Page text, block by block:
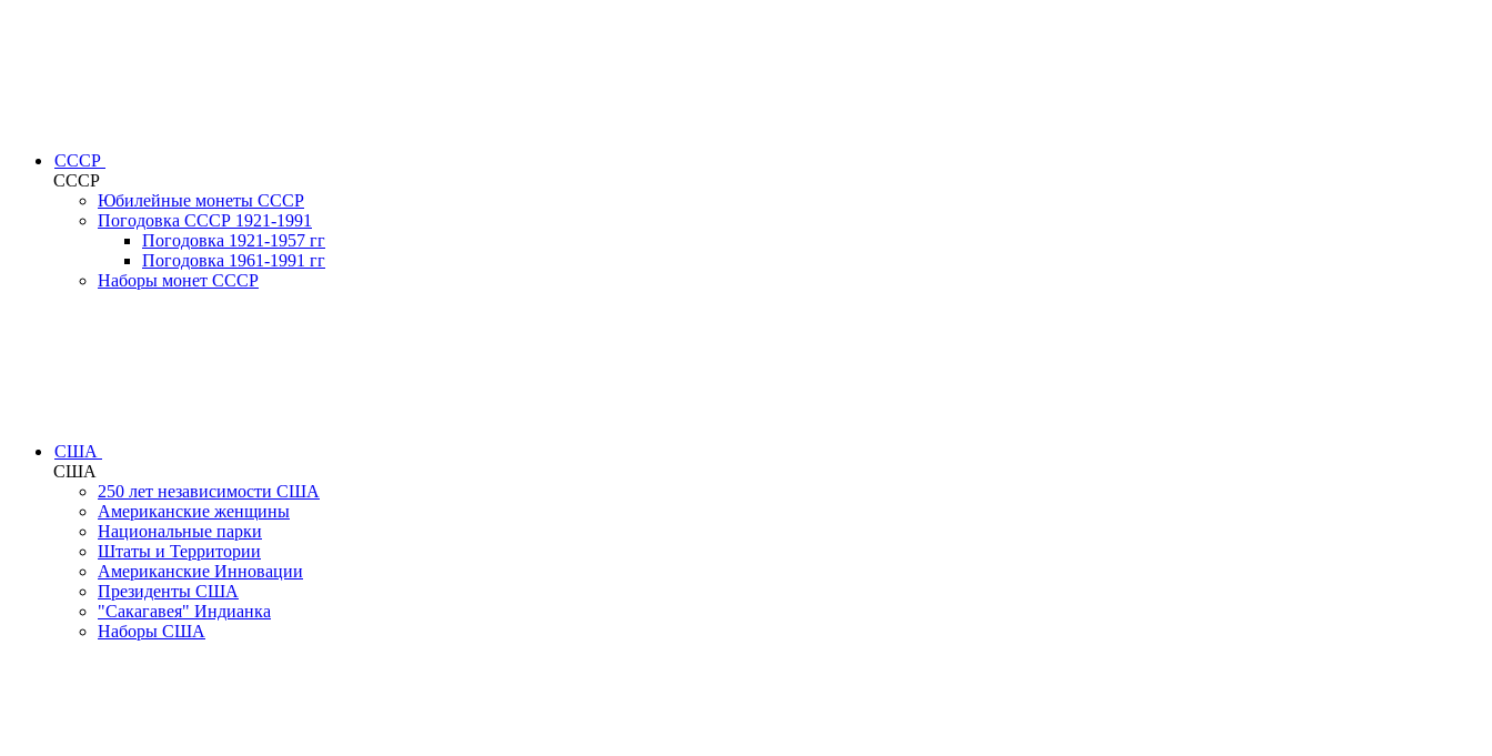
СССР
СССР
Юбилейные монеты СССР
Погодовка СССР 1921-1991
Погодовка 1921-1957 гг
Погодовка 1961-1991 гг
Наборы монет СССР
США
США
250 лет независимости США
Американские женщины
Национальные парки
Штаты и Территории
Американские Инновации
Президенты США
"Сакагавея" Индианка
Наборы США